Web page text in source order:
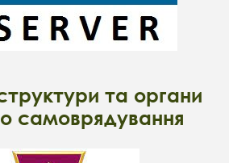
та органи
самоврядування